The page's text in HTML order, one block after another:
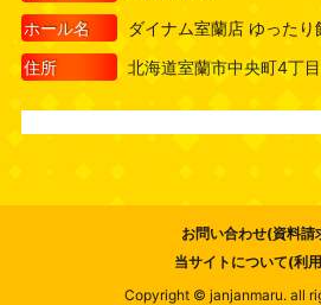
ホール名
ダイナム室蘭店 ゆったり
住所
北海道室蘭市中央町4丁
お問い合わせ(資料請
当サイトについて(利
Copyright © janjanmaru. all